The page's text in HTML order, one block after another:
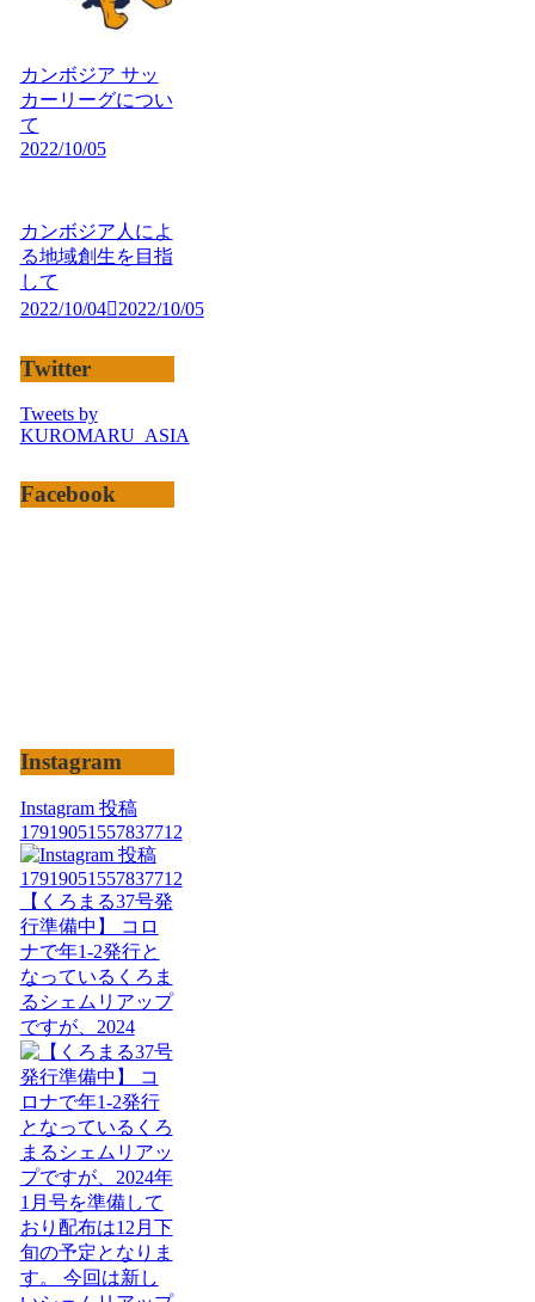
カンボジア サッ
カーリーグについ
て
2022/10/05
カンボジア人によ
る地域創生を目指
して
2022/10/04
2022/10/05
Twitter
Tweets by
KUROMARU_ASIA
Facebook
Instagram
Instagram 投稿
17919051557837712
【くろまる37号発
行準備中】 コロ
ナで年1-2発行と
なっているくろま
るシェムリアップ
ですが、2024